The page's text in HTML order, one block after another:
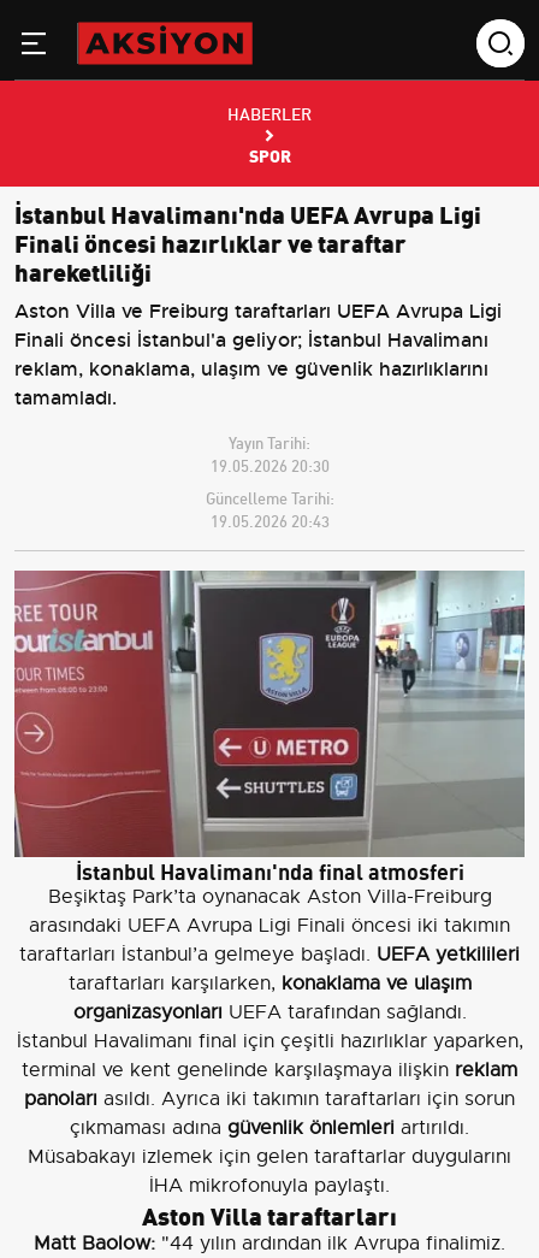
HABERLER
SPOR
İstanbul Havalimanı'nda UEFA Avrupa Ligi
Finali öncesi hazırlıklar ve taraftar
hareketliliği
Aston Villa ve Freiburg taraftarları UEFA Avrupa Ligi
Finali öncesi İstanbul'a geliyor; İstanbul Havalimanı
reklam, konaklama, ulaşım ve güvenlik hazırlıklarını
tamamladı.
Yayın Tarihi:
19.05.2026 20:30
Güncelleme Tarihi:
19.05.2026 20:43
İstanbul Havalimanı'nda final atmosferi
Beşiktaş Park’ta oynanacak Aston Villa-Freiburg
arasındaki UEFA Avrupa Ligi Finali öncesi iki takımın
taraftarları İstanbul’a gelmeye başladı. UEFA yetkilileri
taraftarları karşılarken, konaklama ve ulaşım
organizasyonları UEFA tarafından sağlandı.
İstanbul Havalimanı final için çeşitli hazırlıklar yaparken,
terminal ve kent genelinde karşılaşmaya ilişkin reklam
panoları asıldı. Ayrıca iki takımın taraftarları için sorun
çıkmaması adına güvenlik önlemleri artırıldı.
Müsabakayı izlemek için gelen taraftarlar duygularını
İHA mikrofonuyla paylaştı.
Aston Villa taraftarları
Matt Baolow: "44 yılın ardından ilk Avrupa finalimiz.